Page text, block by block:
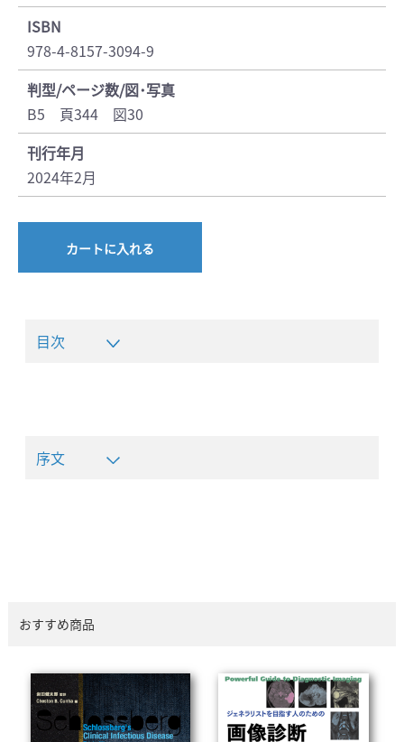
ISBN
978-4-8157-3094-9
判型/ページ数/図･写真
B5 頁344 図30
刊行年月
2024年2月
カートに入れる
目次
序文
おすすめ商品